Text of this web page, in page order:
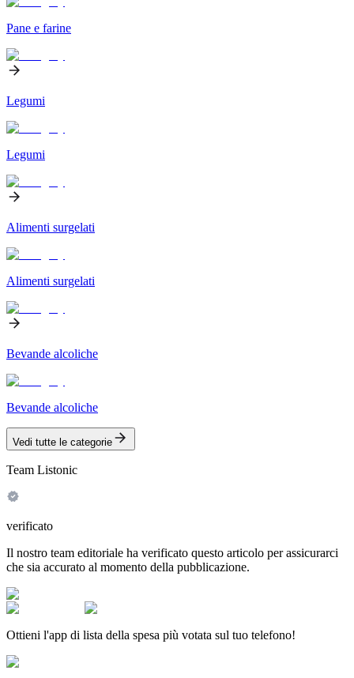
Pane e farine
Legumi
Legumi
Alimenti surgelati
Alimenti surgelati
Bevande alcoliche
Bevande alcoliche
Vedi tutte le categorie
Team Listonic
verificato
Il nostro team editoriale ha verificato questo articolo per assicurarci
che sia accurato al momento della pubblicazione.
Ottieni l'app di lista della spesa più votata sul tuo telefono!